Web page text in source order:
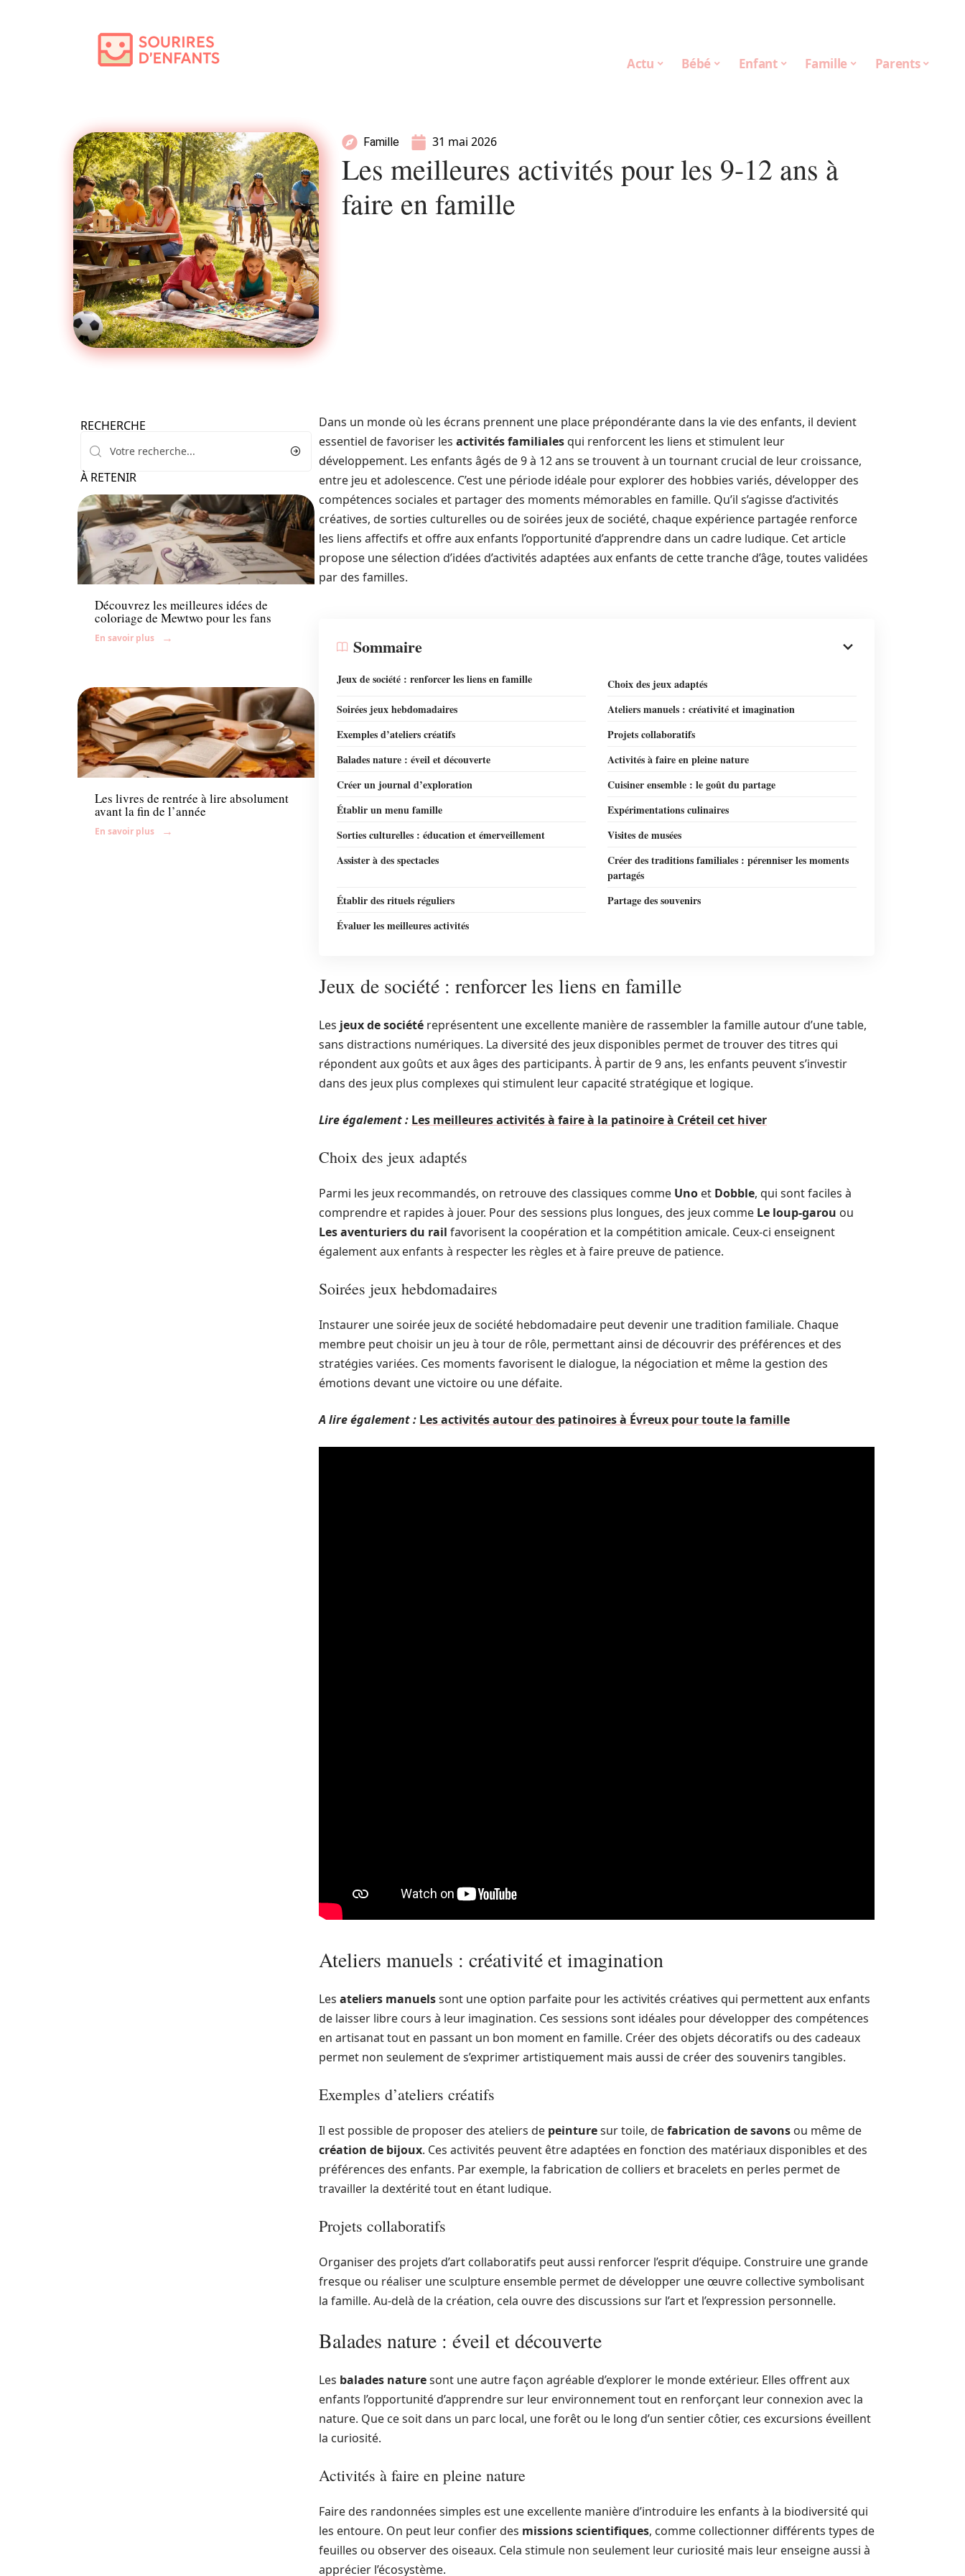
Actu Bébé Enfant Famille Parents
Famille 31 mai 2026
Les meilleures activités pour les 9-12 ans à
faire en famille
RECHERCHE
À RETENIR
Famille
Découvrez les meilleures idées de
coloriage de Mewtwo pour les fans
En savoir plus
Enfant
Les livres de rentrée à lire absolument
avant la fin de l’année
En savoir plus
Dans un monde où les écrans prennent une place prépondérante dans la vie des enfants, il devient
essentiel de favoriser les activités familialesqui renforcent les liens et stimulent leur
développement. Les enfants âgés de 9 à 12 ans se trouvent à un tournant crucial de leur croissance,
entre jeu et adolescence. C’est une période idéale pour explorer des hobbies variés, développer des
compétences sociales et partager des moments mémorables en famille. Qu’il s’agisse d’activités
créatives, de sorties culturelles ou de soirées jeux de société, chaque expérience partagée renforce
les liens affectifs et offre aux enfants l’opportunité d’apprendre dans un cadre ludique. Cet article
propose une sélection d’idées d’activités adaptées aux enfants de cette tranche d’âge, toutes validées
par des familles.
Sommaire
Jeux de société : renforcer les liens en famille
Choix des jeux adaptés
Soirées jeux hebdomadaires
Ateliers manuels : créativité et imagination
Exemples d’ateliers créatifs
Projets collaboratifs
Balades nature : éveil et découverte
Activités à faire en pleine nature
Créer un journal d’exploration
Cuisiner ensemble : le goût du partage
Établir un menu famille
Expérimentations culinaires
Sorties culturelles : éducation et émerveillement
Visites de musées
Assister à des spectacles
Créer des traditions familiales : pérenniser les moments
partagés
Établir des rituels réguliers
Partage des souvenirs
Évaluer les meilleures activités
Jeux de société : renforcer les liens en famille
Les jeux de société représentent une excellente manière de rassembler la famille autour d’une table,
sans distractions numériques. La diversité des jeux disponibles permet de trouver des titres qui
répondent aux goûts et aux âges des participants. À partir de 9 ans, les enfants peuvent s’investir
dans des jeux plus complexes qui stimulent leur capacité stratégique et logique.
Lire également : Les meilleures activités à faire à la patinoire à Créteil cet hiver
Choix des jeux adaptés
Parmi les jeux recommandés, on retrouve des classiques comme Uno et Dobble, qui sont faciles à
comprendre et rapides à jouer. Pour des sessions plus longues, des jeux comme Le loup-garou ou
Les aventuriers du rail favorisent la coopération et la compétition amicale. Ceux-ci enseignent
également aux enfants à respecter les règles et à faire preuve de patience.
Soirées jeux hebdomadaires
Instaurer une soirée jeux de société hebdomadaire peut devenir une tradition familiale. Chaque
membre peut choisir un jeu à tour de rôle, permettant ainsi de découvrir des préférences et des
stratégies variées. Ces moments favorisent le dialogue, la négociation et même la gestion des
émotions devant une victoire ou une défaite.
A lire également : Les activités autour des patinoires à Évreux pour toute la famille
Ateliers manuels : créativité et imagination
Les ateliers manuelssont une option parfaite pour les activités créatives qui permettent aux enfants
de laisser libre cours à leur imagination. Ces sessions sont idéales pour développer des compétences
en artisanat tout en passant un bon moment en famille. Créer des objets décoratifs ou des cadeaux
permet non seulement de s’exprimer artistiquement mais aussi de créer des souvenirs tangibles.
Exemples d’ateliers créatifs
Il est possible de proposer des ateliers de peinturesur toile, defabrication de savons ou même de
création de bijoux. Ces activités peuvent être adaptées en fonction des matériaux disponibles et des
préférences des enfants. Par exemple, la fabrication de colliers et bracelets en perles permet de
travailler la dextérité tout en étant ludique.
Projets collaboratifs
Organiser des projets d’art collaboratifs peut aussi renforcer l’esprit d’équipe. Construire une grande
fresque ou réaliser une sculpture ensemble permet de développer une œuvre collective symbolisant
la famille. Au-delà de la création, cela ouvre des discussions sur l’art et l’expression personnelle.
Balades nature : éveil et découverte
Les balades naturesont une autre façon agréable d’explorer le monde extérieur. Elles offrent aux
enfants l’opportunité d’apprendre sur leur environnement tout en renforçant leur connexion avec la
nature. Que ce soit dans un parc local, une forêt ou le long d’un sentier côtier, ces excursions éveillent
la curiosité.
Activités à faire en pleine nature
Faire des randonnées simples est une excellente manière d’introduire les enfants à la biodiversité qui
les entoure. On peut leur confier des missions scientifiques, comme collectionner différents types de
feuilles ou observer des oiseaux. Cela stimule non seulement leur curiosité mais leur enseigne aussi à
apprécier l’écosystème.